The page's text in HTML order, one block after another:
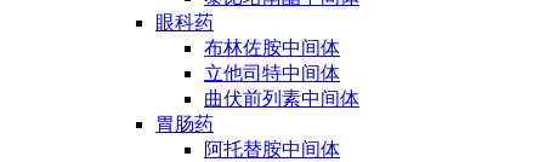
眼科药
布林佐胺中间体
立他司特中间体
曲伏前列素中间体
胃肠药
阿托替胺中间体